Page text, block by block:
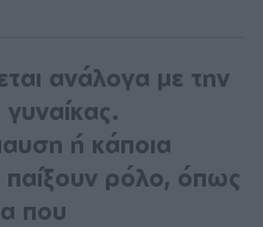
ανάλογα με την
ή κάποια
ρόλο, όπως
που